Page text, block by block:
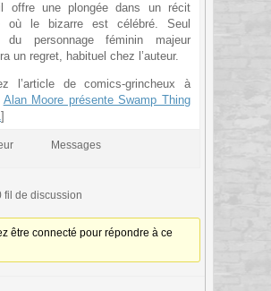
offre une plongée dans un récit
où le bizarre est célébré. Seul
du personnage féminin majeur
un regret, habituel chez l’auteur.
l’article de comics-grincheux à
Alan Moore présente Swamp Thing
]
Messages
fil de discussion
être connecté pour répondre à ce